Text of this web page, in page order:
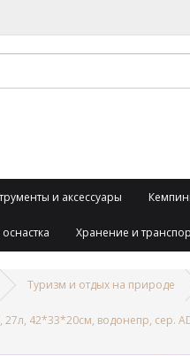
и аксессуары
Хранение и
Туризм и отдых на природе
42*33*20см, водонепр, сер.